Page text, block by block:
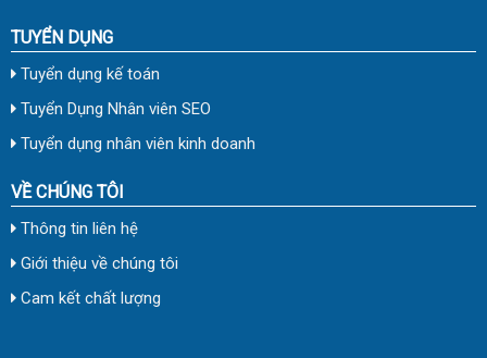
TUYỂN DỤNG
Tuyển dụng kế toán
Tuyển Dụng Nhân viên SEO
Tuyển dụng nhân viên kinh doanh
VỀ CHÚNG TÔI
Thông tin liên hệ
Giới thiệu về chúng tôi
Cam kết chất lượng